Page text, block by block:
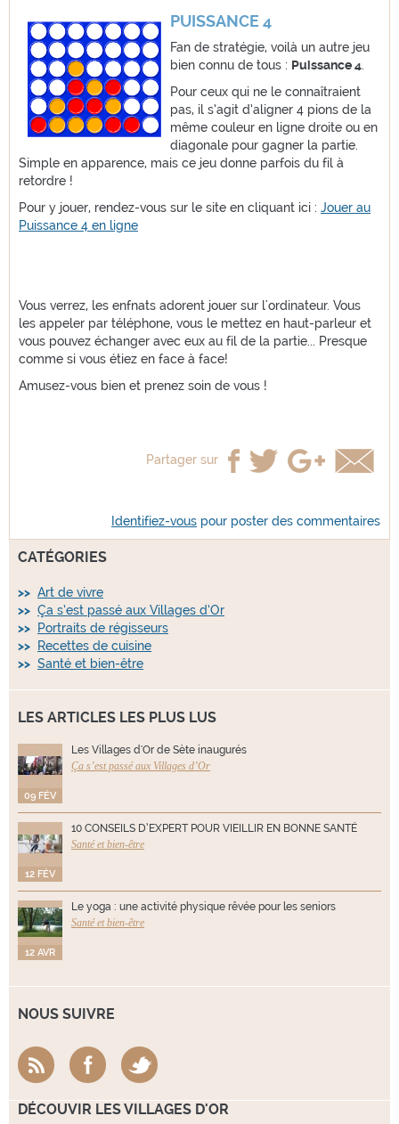
PUISSANCE 4
Fan de stratégie, voilà un autre jeu
bien connu de tous : Puissance 4.
Pour ceux qui ne le connaîtraient
pas, il s’agit d’aligner 4 pions de la
même couleur en ligne droite ou en
diagonale pour gagner la partie.
Simple en apparence, mais ce jeu donne parfois du fil à
retordre !
Pour y jouer, rendez-vous sur le site en cliquant ici : Jouer au
Puissance 4 en ligne
Vous verrez, les enfnats adorent jouer sur l'ordinateur. Vous
les appeler par téléphone, vous le mettez en haut-parleur et
vous pouvez échanger avec eux au fil de la partie... Presque
comme si vous étiez en face à face!
Amusez-vous bien et prenez soin de vous !
Partager sur
Identifiez-vous pour poster des commentaires
CATÉGORIES
Art de vivre
Ça s’est passé aux Villages d’Or
Portraits de régisseurs
Recettes de cuisine
Santé et bien-être
LES ARTICLES LES PLUS LUS
09 FÉV
Les Villages d'Or de Sète inaugurés
Ça s’est passé aux Villages d’Or
12 FÉV
10 CONSEILS D’EXPERT POUR VIEILLIR EN BONNE SANTÉ
Santé et bien-être
12 AVR
Le yoga : une activité physique rêvée pour les seniors
Santé et bien-être
NOUS SUIVRE
DÉCOUVIR LES VILLAGES D'OR